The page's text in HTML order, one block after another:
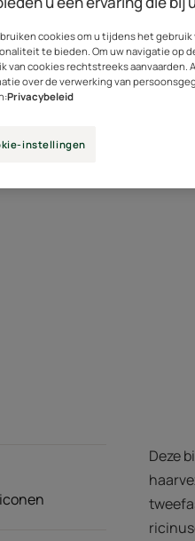
Deze
cookies om u tijdens het
te bieden. Om uw navigatie op
van cookies rechtstreeks aanvaarden.
over de verwerking van
Privacybeleid
instellingen